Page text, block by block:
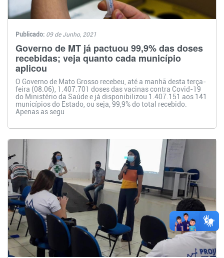
Publicado: 09 de Junho, 2021
Governo de MT já pactuou 99,9% das doses
recebidas; veja quanto cada município
aplicou
O Governo de Mato Grosso recebeu, até a manhã desta terça-
feira (08.06), 1.407.701 doses das vacinas contra Covid-19
do Ministério da Saúde e já disponibilizou 1.407.151 aos 141
municípios do Estado, ou seja, 99,9% do total recebido.
Apenas as segu